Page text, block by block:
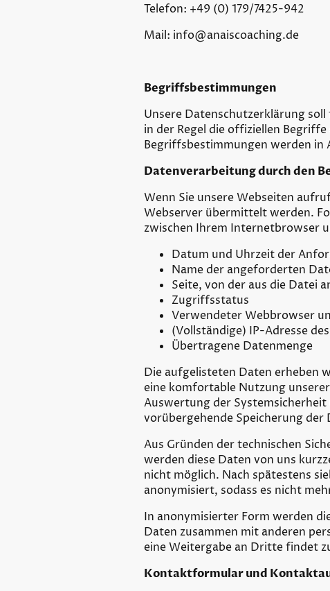
Telefon: +49 (0) 179/7425-942
Mail: info@anaiscoaching.de
Begriffsbestimmungen
Unsere Datenschutzerklärung
in der Regel die offiziellen
Begriffsbestimmungen werden in
Datenverarbeitung durch den
Wenn Sie unsere Webseiten
Webserver übermittelt werden.
zwischen Ihrem Internetbrowser
Datum und Uhrzeit der
Name der angeforderten
Seite, von der aus die Datei
Zugriffsstatus
Verwendeter Webbrowser
(Vollständige) IP-Adresse
Übertragene Datenmenge
Die aufgelisteten Daten erheben
eine komfortable Nutzung
Auswertung der
vorübergehende Speicherung der
Aus Gründen der technischen
werden diese Daten von uns
nicht möglich. Nach spätestens
anonymisiert, sodass es nicht
In anonymisierter Form werden
Daten zusammen mit anderen
eine Weitergabe an Dritte findet
Kontaktformular und